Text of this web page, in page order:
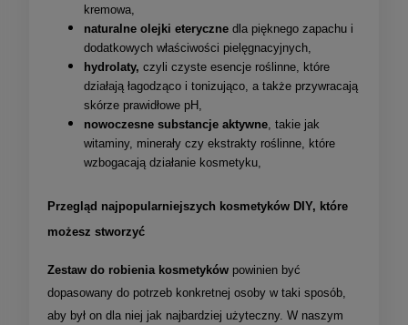
kremowa,
naturalne olejki eteryczne dla pięknego zapachu i
dodatkowych właściwości pielęgnacyjnych,
hydrolaty, czyli czyste esencje roślinne, które
działają łagodząco i tonizująco, a także przywracają
skórze prawidłowe pH,
nowoczesne substancje aktywne , takie jak
witaminy, minerały czy ekstrakty roślinne, które
wzbogacają działanie kosmetyku,
Przegląd najpopularniejszych kosmetyków DIY, które
możesz stworzyć
Zestaw do robienia kosmetyków powinien być
dopasowany do potrzeb konkretnej osoby w taki sposób,
aby był on dla niej jak najbardziej użyteczny. W naszym